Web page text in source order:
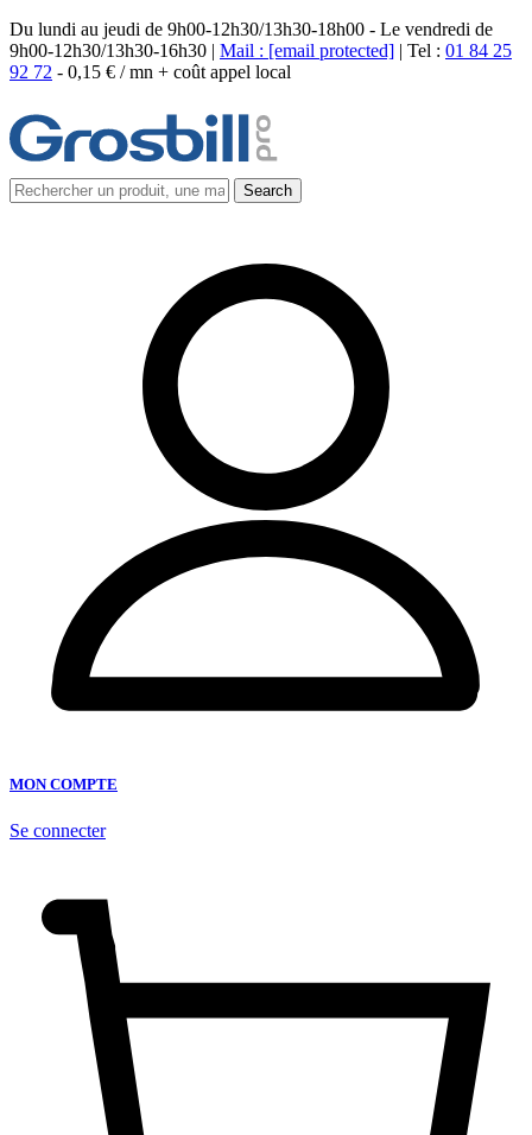
Du lundi au jeudi de 9h00-12h30/13h30-18h00 - Le vendredi de
9h00-12h30/13h30-16h30 | Mail : [email protected] | Tel : 01 84 25
92 72 - 0,15 € / mn + coût appel local
MON COMPTE
Se connecter